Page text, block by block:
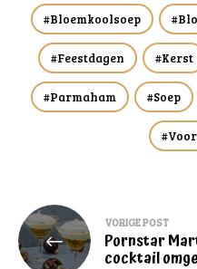
Bloemkoolsoep
Feestdagen Kerst
Parmaham Soep
Bericht
navigatie
VORIGE POST
Pornstar
cocktail